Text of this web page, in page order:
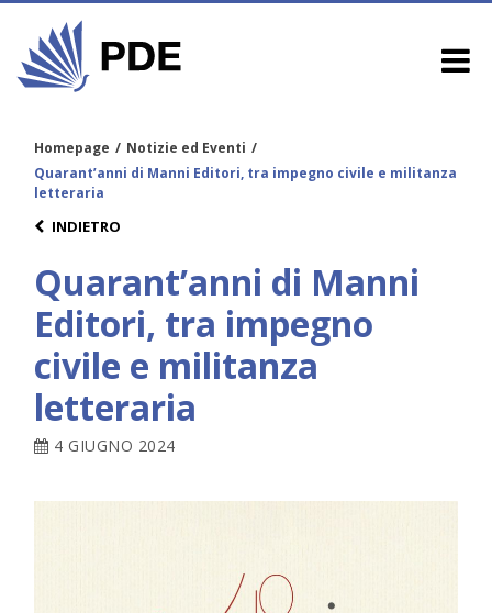
Homepage / Notizie ed Eventi /
Quarant’anni di Manni Editori, tra impegno civile e militanza
letteraria
INDIETRO
Quarant’anni di Manni
Editori, tra impegno
civile e militanza
letteraria
4 GIUGNO 2024